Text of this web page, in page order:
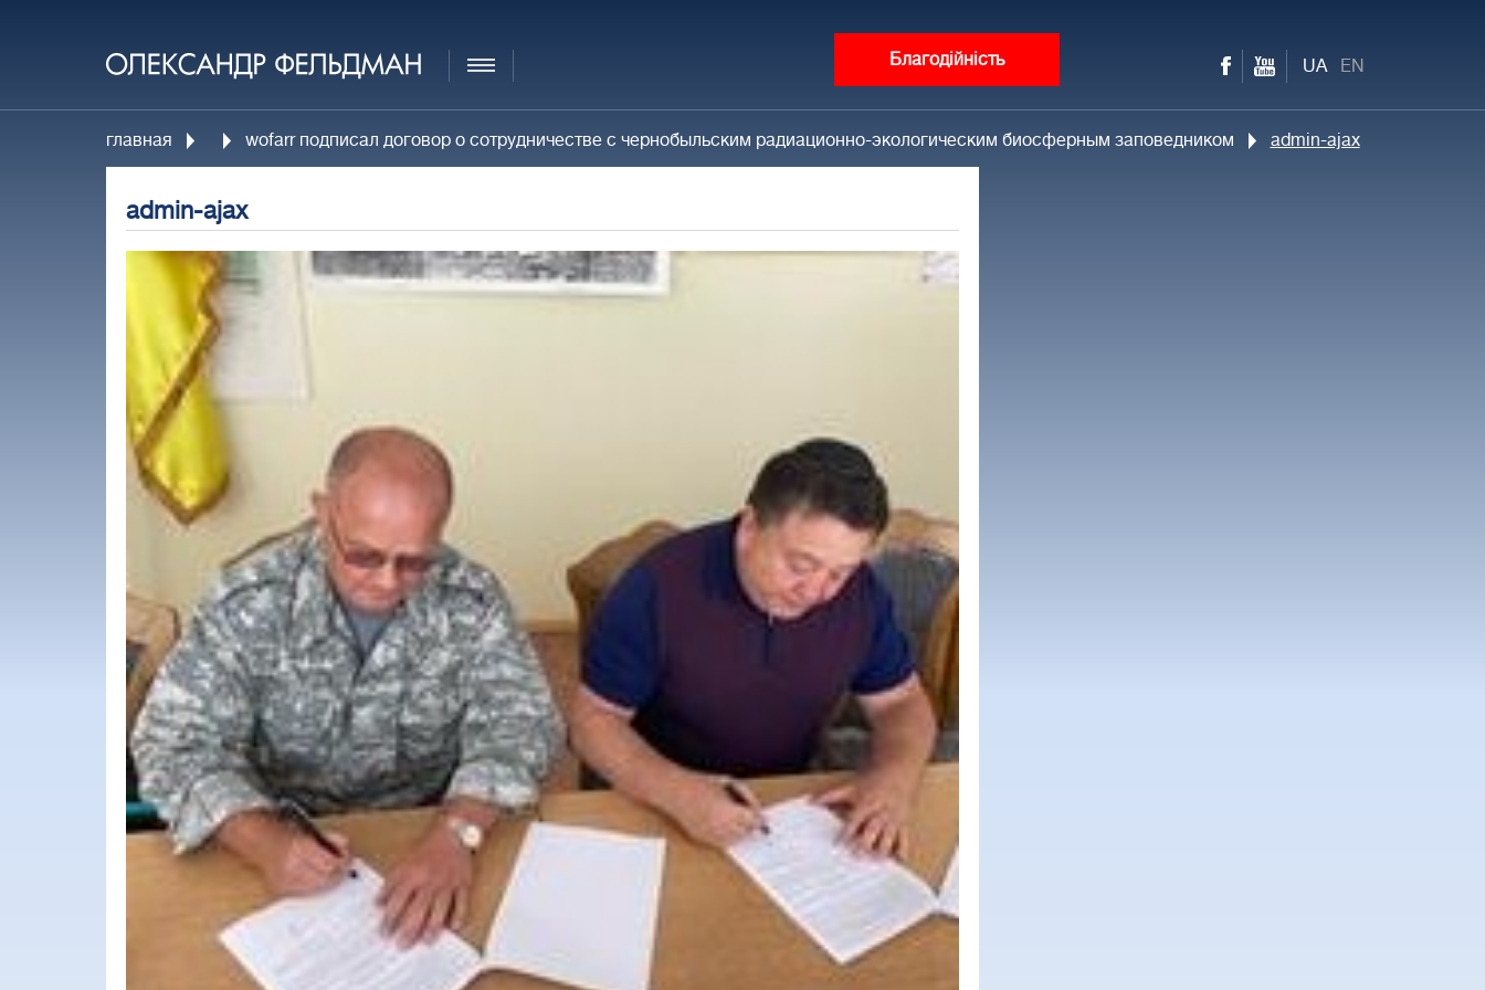
Благодійність UA EN
главная wofarr подписал договор о сотрудничестве с чернобыльским радиационно-экологическим биосферным заповедником admin-ajax
admin-ajax